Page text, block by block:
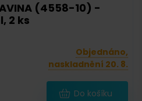
(4558-10) -
2 ks
Objednáno,
naskladnění 20. 8.
Do košíku